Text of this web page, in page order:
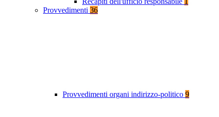
Provvedimenti 36
Provvedimenti organi indirizzo-politico 9